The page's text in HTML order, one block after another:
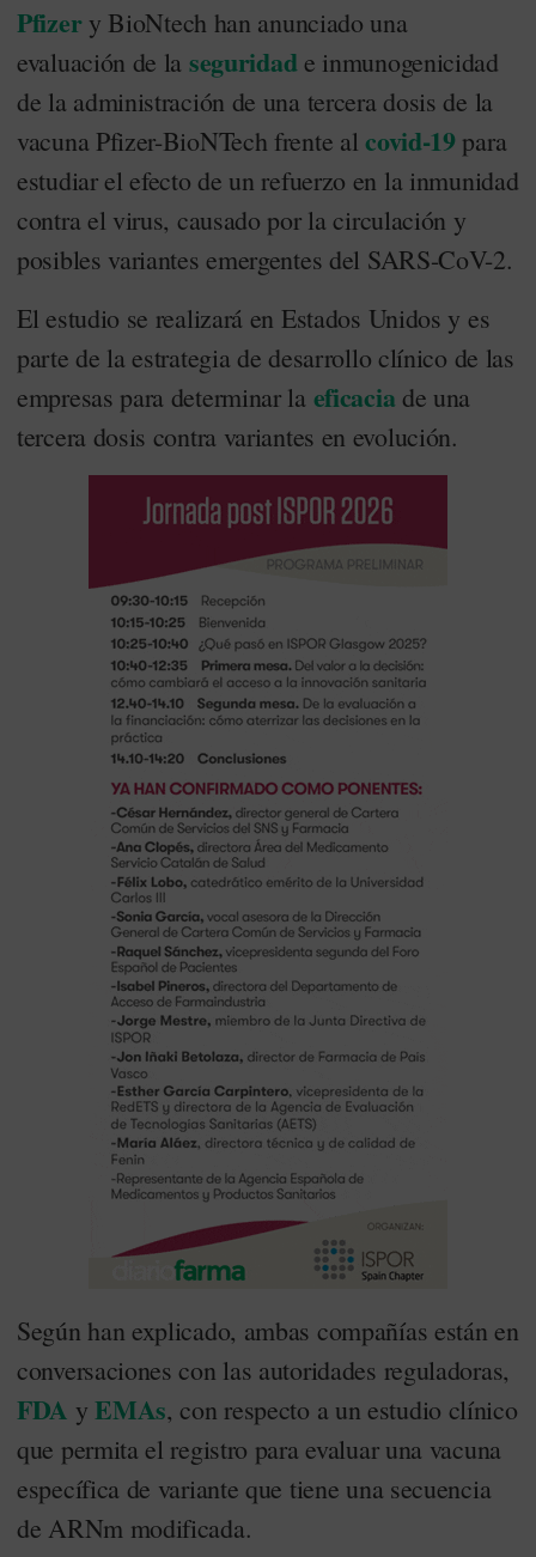
Pfizery BioNtech han anunciado una
evaluación de la seguridade inmunogenicidad
de la administración de una tercera dosis de la
vacuna Pfizer-BioNTech frente alcovid-19para
estudiar el efecto de un refuerzo en la inmunidad
contra el virus, causado por la circulación y
posibles variantes emergentes del SARS-CoV-2.
El estudio se realizará en Estados Unidos y es
parte de la estrategia de desarrollo clínico de las
empresas para determinar la eficaciade una
tercera dosis contra variantes en evolución.
Según han explicado, ambas compañías están en
conversaciones con las autoridades reguladoras,
FDA yEMAs, con respecto a un estudio clínico
que permita el registro para evaluar una vacuna
específica de variante que tiene una secuencia
de ARNm modificada.